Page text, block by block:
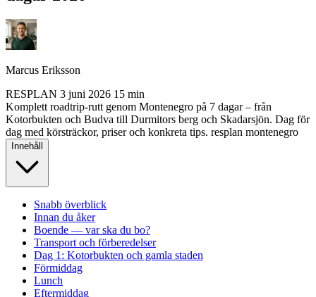
Marcus Eriksson
RESPLAN 3 juni 2026 15 min
Komplett roadtrip-rutt genom Montenegro på 7 dagar – från
Kotorbukten och Budva till Durmitors berg och Skadarsjön. Dag för
dag med körsträckor, priser och konkreta tips. resplan montenegro
Innehåll
Snabb överblick
Innan du åker
Boende — var ska du bo?
Transport och förberedelser
Dag 1: Kotorbukten och gamla staden
Förmiddag
Lunch
Eftermiddag